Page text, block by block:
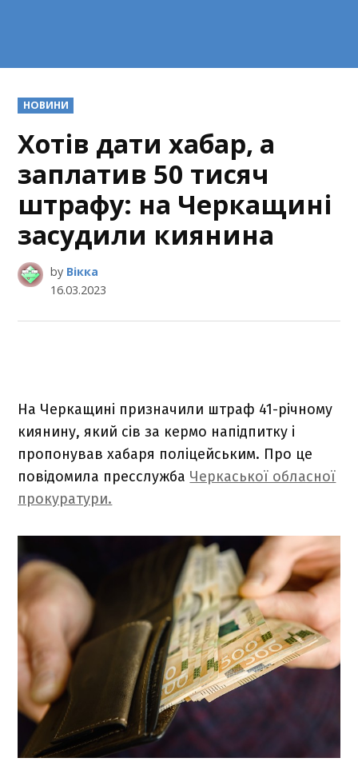
POSTED
IN
НОВИНИ
Хотів дати хабар, а
заплатив 50 тисяч
штрафу: на Черкащині
засудили киянина
by Вікка
16.03.2023
На Черкащині призначили штраф 41-річному
киянину, який сів за кермо напідпитку і
пропонував хабаря поліцейським. Про це
повідомила пресслужба Черкаської обласної
прокуратури.